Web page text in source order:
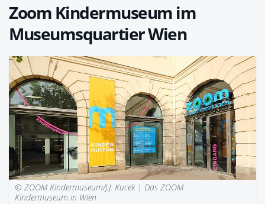
Zoom Kindermuseum im
Museumsquartier Wien
© ZOOM Kindermuseum/J.J. Kucek |Das ZOOM
Kindermuseum in Wien